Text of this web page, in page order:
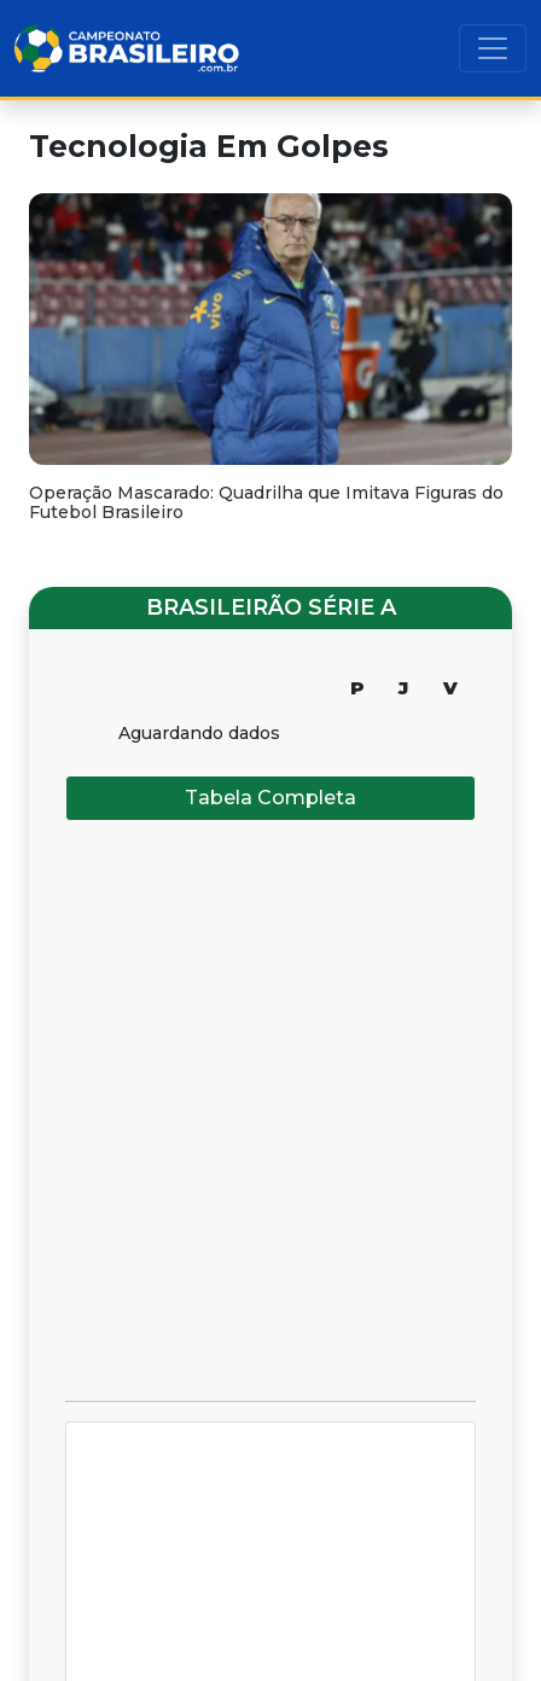
Tecnologia Em Golpes
Operação Mascarado: Quadrilha que Imitava Figuras do
Futebol Brasileiro
BRASILEIRÃO SÉRIE A
P J V
Aguardando dados
Tabela Completa